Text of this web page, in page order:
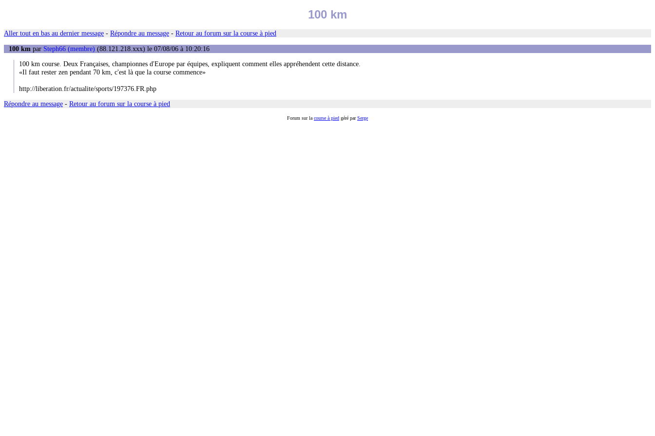
100 km
Aller tout en bas au dernier message - Répondre au message - Retour au forum sur la course à pied
100 km par Steph66 (membre) (88.121.218.xxx) le 07/08/06 à 10:20:16
100 km course. Deux Françaises, championnes d'Europe par équipes, expliquent comment elles appréhendent cette distance.
«Il faut rester zen pendant 70 km, c'est là que la course commence»
http://liberation.fr/actualite/sports/197376.FR.php
Répondre au message - Retour au forum sur la course à pied
Forum sur la course à pied géré parSerge